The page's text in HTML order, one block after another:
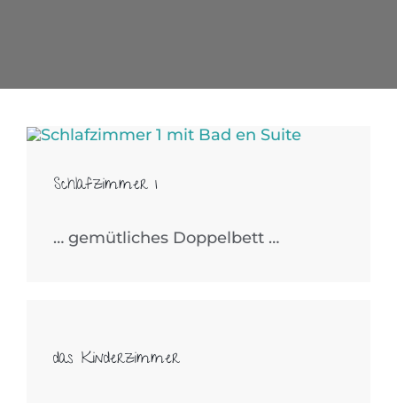
Schlafzimmer 1
… gemütliches Doppelbett …
das Kinderzimmer